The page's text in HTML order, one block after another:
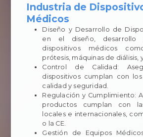
Industria de
Médicos
Diseño y Desarrollo de
en el diseño,
dispositivos médicos
prótesis, máquinas de diálisis,
Control de Calidad:
dispositivos cumplan con
calidad y seguridad.
Regulación y Cumplimiento:
productos cumplan con
locales e internacionales,
o la CE.
Gestión de Equipos